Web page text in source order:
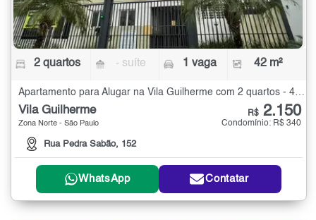
2 quartos - suíte 1 vaga 42 m²
Vila Guilherme
Zona Norte - São Paulo
Rua Pedra Sabão, 152
R$ 2.150
Condomínio: R$ 340
WhatsApp Contatar